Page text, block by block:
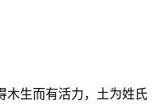
木生而有活力，土为姓氏